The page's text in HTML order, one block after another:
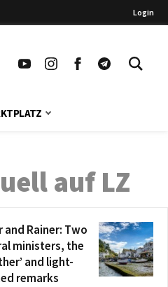
Login
auf LZ
and Rainer: Two
ministers, the
and light-
remarks